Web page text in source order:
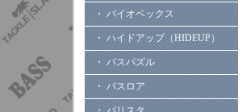
・ バイオベックス
・ ハイドアップ（HIDEUP）
・ バスパズル
・ バスロア